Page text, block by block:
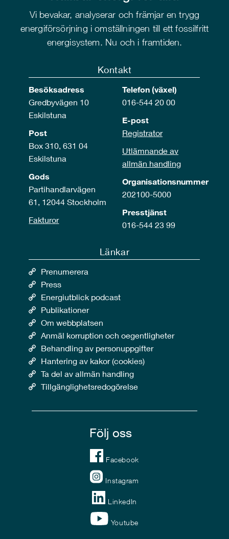
Vi bevakar, analyserar och främjar en trygg
energiförsörjning i omställningen till ett fossilfritt
energisystem. Nu och i framtiden.
Kontakt
Besöksadress
Gredbyvägen 10
Eskilstuna
Post
Box 310, 631 04
Eskilstuna
Gods
Partihandlarvägen
61, 12044 Stockholm
Fakturor
Telefon (växel)
016-544 20 00
E-post
Registrator
Utlämnande av
allmän handling
Organisationsnummer
202100-5000
Presstjänst
016-544 23 99
Länkar
Prenumerera
Press
Energiutblick podcast
Publikationer
Om webbplatsen
Anmäl korruption och oegentligheter
Behandling av personuppgifter
Hantering av kakor (cookies)
Ta del av allmän handling
Tillgänglighetsredogörelse
Följ oss
Facebook
Instagram
LinkedIn
Youtube